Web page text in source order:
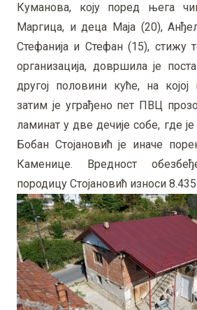
Куманова, коју поред њега
Маргица, и деца Маја (20),
Стефанија и Стефан (15), стижу
организација, довршила је
другој половини куће, на
затим је уграђено пет ПВЦ
ламинат у две дечије собе, где
Бобан Стојановић је иначе
Каменице. Вредност
породицу Стојановић износи